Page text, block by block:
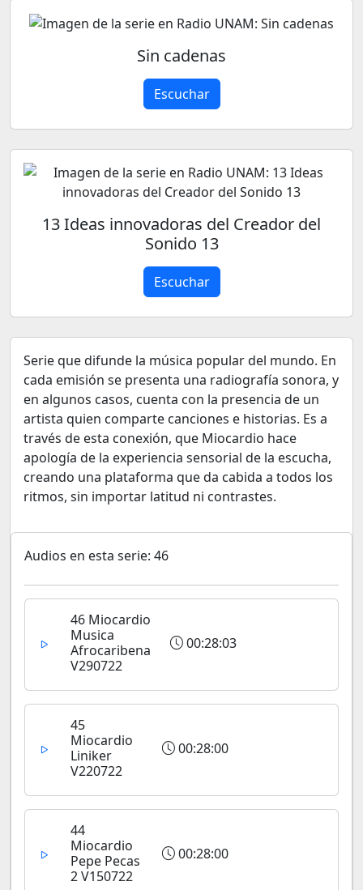
Sin cadenas
Escuchar
13 Ideas innovadoras del Creador del
Sonido 13
Escuchar
Serie que difunde la música popular del mundo. En
cada emisión se presenta una radiografía sonora, y
en algunos casos, cuenta con la presencia de un
artista quien comparte canciones e historias. Es a
través de esta conexión, que Miocardio hace
apología de la experiencia sensorial de la escucha,
creando una plataforma que da cabida a todos los
ritmos, sin importar latitud ni contrastes.
Audios en esta serie: 46
46 Miocardio
Musica
Afrocaribena
V290722
00:28:03
45
Miocardio
Liniker
V220722
00:28:00
44
Miocardio
Pepe Pecas
2 V150722
00:28:00